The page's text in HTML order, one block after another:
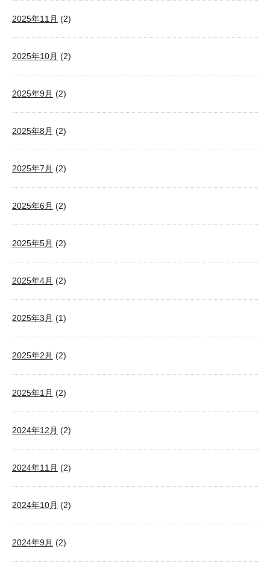
2025年11月 (2)
2025年10月 (2)
2025年9月 (2)
2025年8月 (2)
2025年7月 (2)
2025年6月 (2)
2025年5月 (2)
2025年4月 (2)
2025年3月 (1)
2025年2月 (2)
2025年1月 (2)
2024年12月 (2)
2024年11月 (2)
2024年10月 (2)
2024年9月 (2)